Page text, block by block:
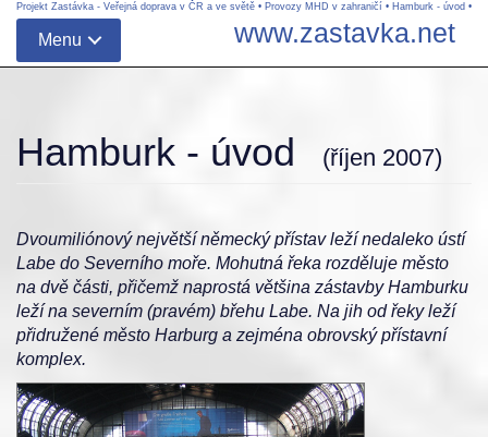
Projekt Zastávka - Veřejná doprava v ČR a ve světě • Provozy MHD v zahraničí • Hamburk - úvod •
Menu www.zastavka.net
Hamburk - úvod (říjen 2007)
Dvoumiliónový největší německý přístav leží nedaleko ústí
Labe do Severního moře. Mohutná řeka rozděluje město
na dvě části, přičemž naprostá většina zástavby Hamburku
leží na severním (pravém) břehu Labe. Na jih od řeky leží
přidružené město Harburg a zejména obrovský přístavní
komplex.